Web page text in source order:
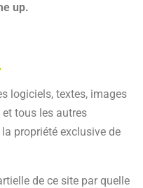
up.
logiciels, textes, images
tous les autres
propriété exclusive de
de ce site par quelle